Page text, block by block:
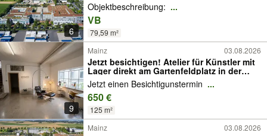
6
Objektbeschreibung: ...
VB
79,59 m²
9
Mainz 03.08.2026
Jetzt besichtigen! Atelier für Künstler mit
Lager direkt am Gartenfeldplatz in der
Mainzer Neustadt
Jetzt einen Besichtigunstermin ...
650 €
125 m²
Mainz
03.08.2026